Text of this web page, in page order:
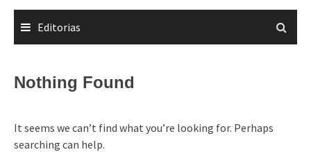
Editorias
Nothing Found
It seems we can’t find what you’re looking for. Perhaps
searching can help.